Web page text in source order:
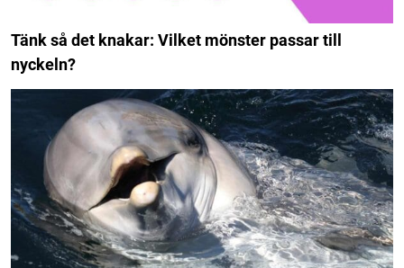
Tänk så det knakar: Vilket mönster passar till
nyckeln?